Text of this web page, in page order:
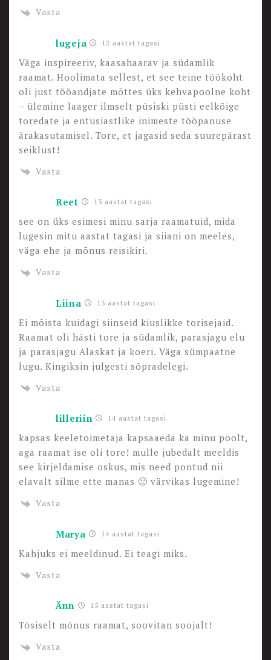
Vasta
lugeja 12 aastat tagasi
Väga inspireeriv, kaasahaarav ja südamlik
raamat. Hoolimata sellest, et see teine töökoht
oli just tööandjate mõttes üks kehvapoolne koht
– ülemine laager ilmselt püsiski püsti eelkõige
toredate ja entusiastlike inimeste tööpanuse
ärakasutamisel. Tore, et jagasid seda suurepärast
seiklust!
Vasta
Reet 13 aastat tagasi
see on üks esimesi minu sarja raamatuid, mida
lugesin mitu aastat tagasi ja siiani on meeles,
väga ehe ja mõnus reisikiri.
Vasta
Liina 13 aastat tagasi
Ei mõista kuidagi siinseid kiuslikke torisejaid.
Raamat oli hästi tore ja südamlik, parasjagu elu
ja parasjagu Alaskat ja koeri. Väga sümpaatne
lugu. Kingiksin julgesti sõpradelegi.
Vasta
lilleriin 14 aastat tagasi
kapsas keeletoimetaja kapsaaeda ka minu poolt,
aga raamat ise oli tore! mulle jubedalt meeldis
see kirjeldamise oskus, mis need pontud nii
elavalt silme ette manas 🙂 värvikas lugemine!
Vasta
Marya 14 aastat tagasi
Kahjuks ei meeldinud. Ei teagi miks.
Vasta
Änn 15 aastat tagasi
Tõsiselt mõnus raamat, soovitan soojalt!
Vasta